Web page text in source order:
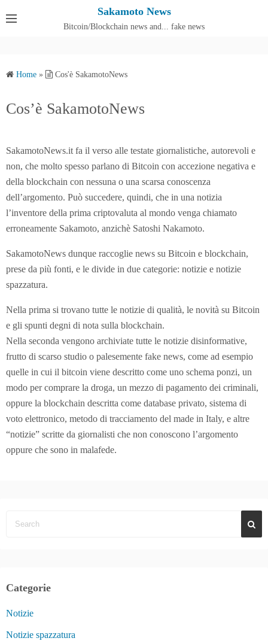
Sakamoto News
Bitcoin/Blockchain news and... fake news
Home » Cos'è SakamotoNews
Cos’è SakamotoNews
SakamotoNews.it fa il verso alle testate giornalistiche, autorevoli e
non, che molto spesso parlano di Bitcoin con accezione negativa e
della blockchain con nessuna o una scarsa conoscenza
dell’argomento. Può succedere, quindi, che in una notizia
l’inventore della prima criptovaluta al mondo venga chiamato
erroneamente Sakamoto, anzichè Satoshi Nakamoto.
SakamotoNews dunque raccoglie news su Bitcoin e blockchain,
prese da più fonti, e le divide in due categorie: notizie e notizie
spazzatura.
Nella prima si trovano tutte le notizie di qualità, le novità su Bitcoin
e gli spunti degni di nota sulla blockchain.
Nella seconda vengono archiviate tutte le notizie disinformative,
frutto di scarso studio o palesemente fake news, come ad esempio
quelle in cui il bitcoin viene descritto come uno schema ponzi, un
modo per comprare la droga, un mezzo di pagamento dei criminali,
oppure la blockchain descritta come database privato, sistema di
voto elettronico, metodo di tracciamento del made in Italy, e altre
“notizie” scritte da giornalisti che non conoscono l’argomento
oppure che sono in malafede.
Categorie
Notizie
Notizie spazzatura